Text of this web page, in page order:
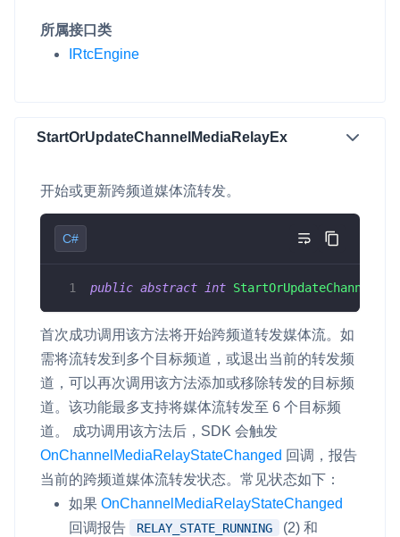
所属接口类
IRtcEngine
StartOrUpdateChannelMediaRelayEx
开始或更新跨频道媒体流转发。
C#
public abstract int
首次成功调用该方法将开始跨频道转发媒体流。如
需将流转发到多个目标频道，或退出当前的转发频
道，可以再次调用该方法添加或移除转发的目标频
道。该功能最多支持将媒体流转发至 6 个目标频
道。 成功调用该方法后，SDK 会触发
OnChannelMediaRelayStateChanged 回调，报告
当前的跨频道媒体流转发状态。常见状态如下：
如果 OnChannelMediaRelayStateChanged
回调报告
RELAY_STATE_RUNNING (2) 和